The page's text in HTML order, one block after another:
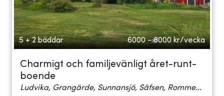
5 + 2 bäddar 6000 - 8000 kr/vecka
Charmigt och familjevänligt året-runt-
boende
Ludvika, Grangärde, Sunnansjö, Säfsen, Romme...